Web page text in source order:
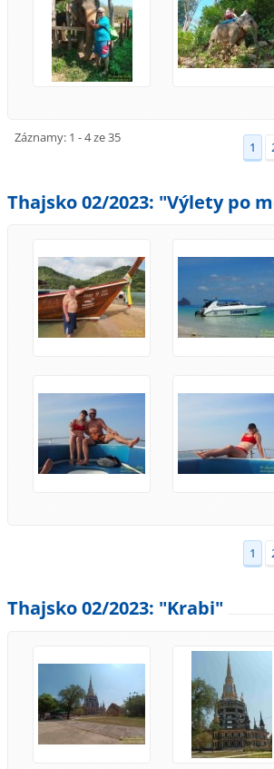
Záznamy: 1 - 4 ze 35
1
Thajsko 02/2023: "Výlety po
1
Thajsko 02/2023: "Krabi"